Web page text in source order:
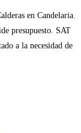
en Candelaria.
presupuesto. SAT
a la necesidad de